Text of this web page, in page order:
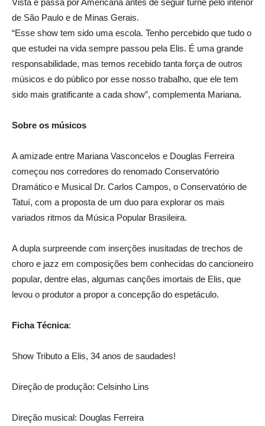
Vista e passa por Americana antes de seguir turnê pelo interior
de São Paulo e de Minas Gerais.
“Esse show tem sido uma escola. Tenho percebido que tudo o
que estudei na vida sempre passou pela Elis. É uma grande
responsabilidade, mas temos recebido tanta força de outros
músicos e do público por esse nosso trabalho, que ele tem
sido mais gratificante a cada show”, complementa Mariana.
Sobre os músicos
A amizade entre Mariana Vasconcelos e Douglas Ferreira
começou nos corredores do renomado Conservatório
Dramático e Musical Dr. Carlos Campos, o Conservatório de
Tatuí, com a proposta de um duo para explorar os mais
variados ritmos da Música Popular Brasileira.
A dupla surpreende com inserções inusitadas de trechos de
choro e jazz em composições bem conhecidas do cancioneiro
popular, dentre elas, algumas canções imortais de Elis, que
levou o produtor a propor a concepção do espetáculo.
Ficha Técnica:
Show Tributo a Elis, 34 anos de saudades!
Direção de produção: Celsinho Lins
Direção musical: Douglas Ferreira